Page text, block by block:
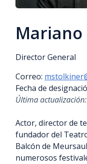
Director General
Correo:
Fecha de
Última actualización:
Actor, director de
fundador del
Balcón de
numerosos